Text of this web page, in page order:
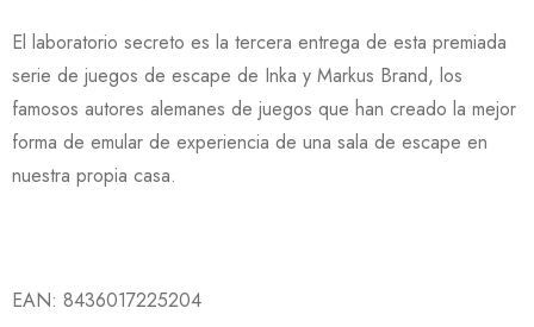
El laboratorio secreto es la tercera entrega de esta premiada
serie de juegos de escape de Inka y Markus Brand, los
famosos autores alemanes de juegos que han creado la mejor
forma de emular de experiencia de una sala de escape en
nuestra propia casa.
EAN: 8436017225204